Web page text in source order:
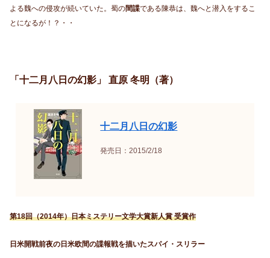
よる魏への侵攻が続いていた。蜀の間諜である陳恭は、魏へと潜入をするこ
とになるが！？・・
「十二月八日の幻影」 直原 冬明（著）
十二月八日の幻影
発売日：2015/2/18
第18回（2014年）日本ミステリー文学大賞新人賞 受賞作
日米開戦前夜の日米欧間の諜報戦を描いたスパイ・スリラー